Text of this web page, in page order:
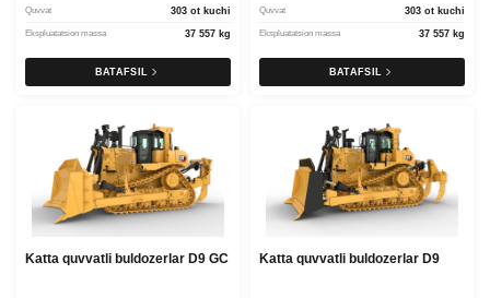
Quvvat 303 ot kuchi
Ekspluatatsion massa 37 557 kg
BATAFSIL
Quvvat 303 ot kuchi
Ekspluatatsion massa 37 557 kg
BATAFSIL
Katta quvvatli buldozerlar D9 GC Katta quvvatli buldozerlar D9